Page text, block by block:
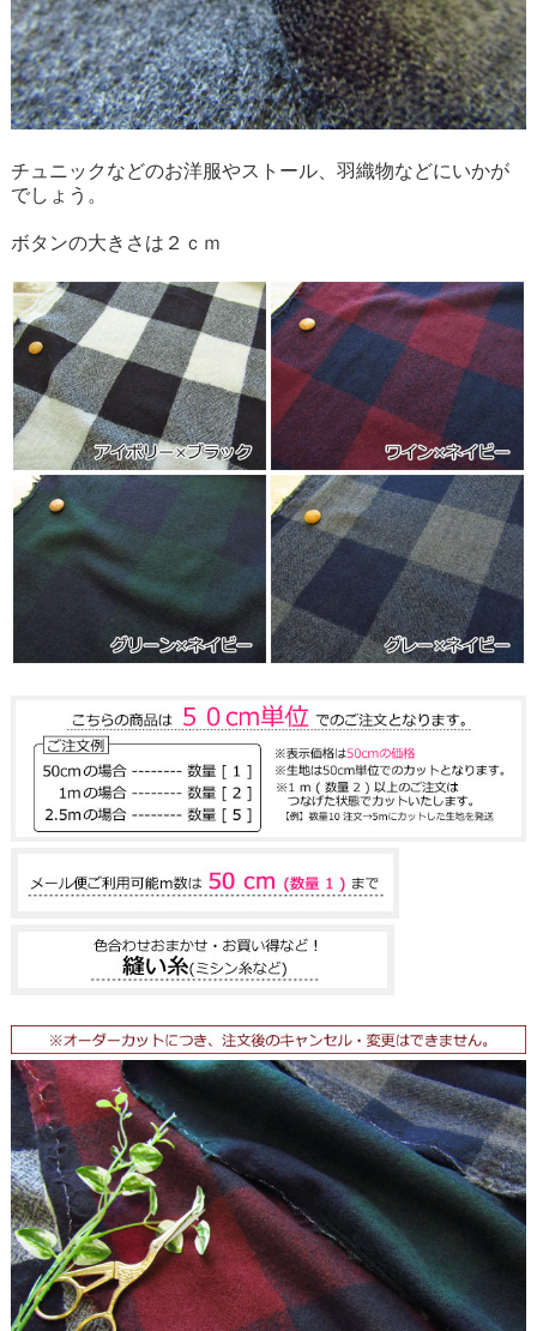
チュニックなどのお洋服やストール、羽織物などにいかが
でしょう。
ボタンの大きさは２ｃｍ